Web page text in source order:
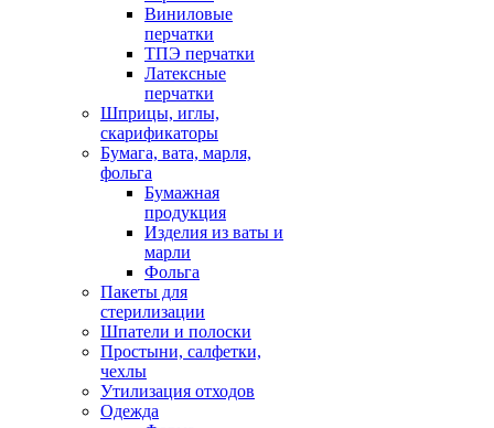
Виниловые
перчатки
ТПЭ перчатки
Латексные
перчатки
Шприцы, иглы,
скарификаторы
Бумага, вата, марля,
фольга
Бумажная
продукция
Изделия из ваты и
марли
Фольга
Пакеты для
стерилизации
Шпатели и полоски
Простыни, салфетки,
чехлы
Утилизация отходов
Одежда